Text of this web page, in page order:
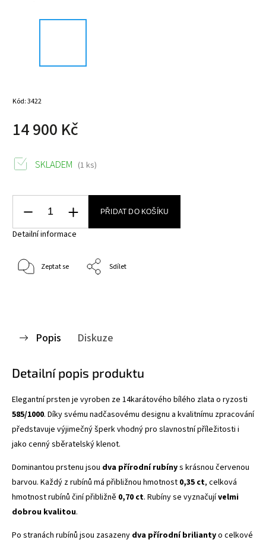
Kód:3422
14 900 Kč
SKLADEM (1 ks)
PŘIDAT DO KOŠÍKU
Detailní informace
Zeptat se Sdílet
Popis Diskuze
Detailní popis produktu
Elegantní prsten je vyroben ze 14karátového bílého zlata o ryzosti
585/1000. Díky svému nadčasovému designu a kvalitnímu zpracování
představuje výjimečný šperk vhodný pro slavnostní příležitosti i
jako cenný sběratelský klenot.
Dominantou prstenu jsou dva přírodní rubínys krásnou červenou
barvou. Každý z rubínů má přibližnou hmotnost 0,35 ct, celková
hmotnost rubínů činí přibližně 0,70 ct. Rubíny se vyznačujívelmi
dobrou kvalitou.
Po stranách rubínů jsou zasazeny dva přírodní briliantyo celkové